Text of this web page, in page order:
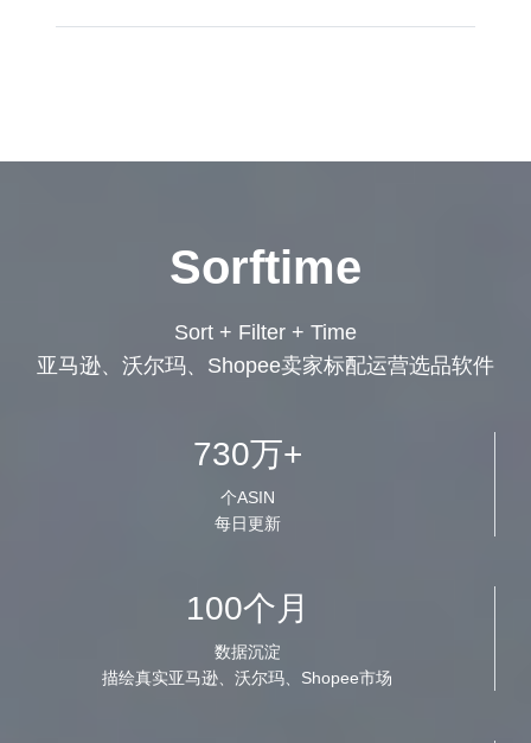
Sorftime
Sort + Filter + Time
亚马逊、沃尔玛、Shopee卖家标配运营选品软件
730万+
个ASIN
每日更新
100个月
数据沉淀
描绘真实亚马逊、沃尔玛、Shopee市场